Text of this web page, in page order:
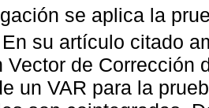
se aplica la
En su artículo citado
Vector de Corrección
un VAR para la